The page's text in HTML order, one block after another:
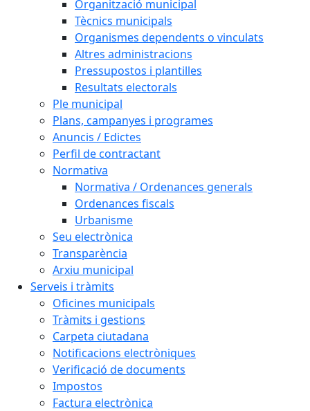
Organització municipal
Tècnics municipals
Organismes dependents o vinculats
Altres administracions
Pressupostos i plantilles
Resultats electorals
Ple municipal
Plans, campanyes i programes
Anuncis / Edictes
Perfil de contractant
Normativa
Normativa / Ordenances generals
Ordenances fiscals
Urbanisme
Seu electrònica
Transparència
Arxiu municipal
Serveis i tràmits
Oficines municipals
Tràmits i gestions
Carpeta ciutadana
Notificacions electròniques
Verificació de documents
Impostos
Factura electrònica